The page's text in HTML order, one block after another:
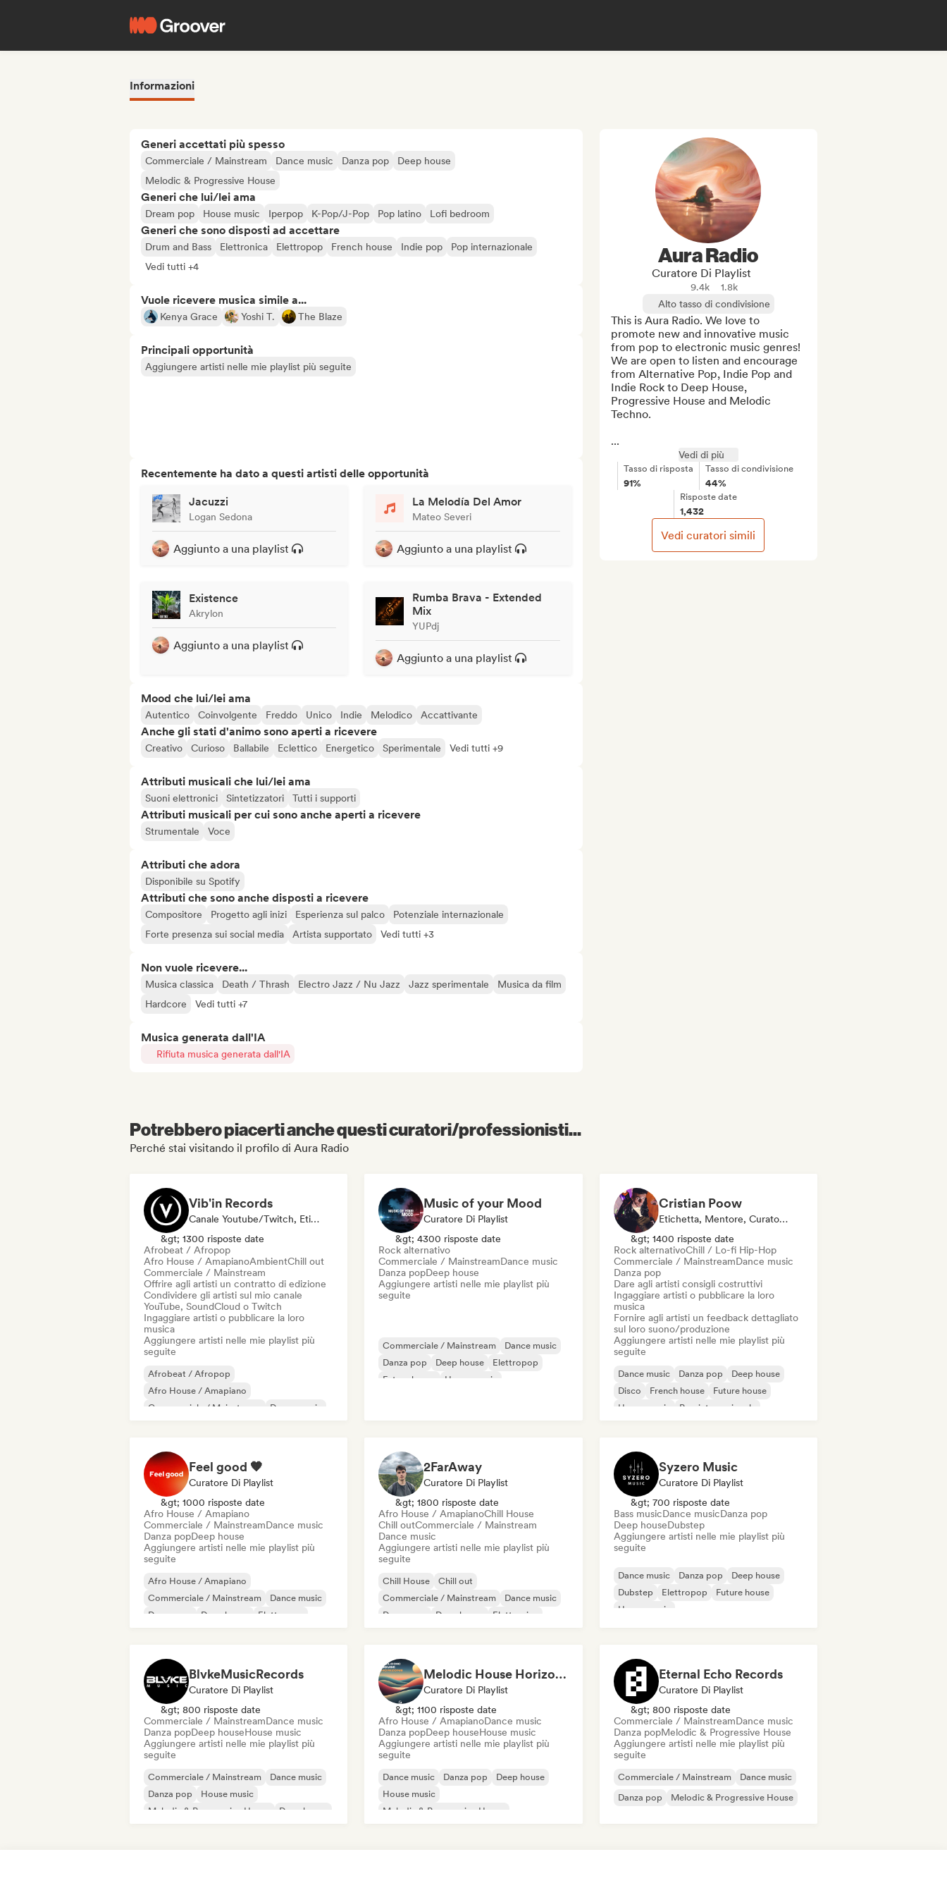
Informazioni
Generi accettati più spesso
Commerciale / Mainstream Dance music Danza pop
Deep house
Melodic & Progressive House
Generi che lui/lei ama
Dream pop House music Iperpop K-Pop/J-Pop Pop latino Lofi bedroom
Generi che sono disposti ad accettare
Drum and Bass Elettronica Elettropop French house Indie pop
Pop internazionale
Vedi tutti +4
Vuole ricevere musica simile a...
Kenya Grace Yoshi T. The Blaze
Principali opportunità
Aggiungere artisti nelle mie playlist più seguite
Recentemente ha dato a questi artisti delle opportunità
Jacuzzi
Logan Sedona
Aggiunto a una playlist
La Melodía Del Amor
Mateo Severi
Aggiunto a una playlist
Existence
Akrylon
Aggiunto a una playlist
Rumba Brava - Extended
Mix
YUPdj
Aggiunto a una playlist
Mood che lui/lei ama
Autentico Coinvolgente Freddo Unico Indie Melodico Accattivante
Anche gli stati d'animo sono aperti a ricevere
Creativo Curioso Ballabile Eclettico Energetico Sperimentale Vedi tutti +9
Attributi musicali che lui/lei ama
Suoni elettronici Sintetizzatori Tutti i supporti
Attributi musicali per cui sono anche aperti a ricevere
Strumentale Voce
Attributi che adora
Disponibile su Spotify
Attributi che sono anche disposti a ricevere
Compositore Progetto agli inizi Esperienza sul palco
Potenziale internazionale
Forte presenza sui social media
Artista supportato Vedi tutti +3
Non vuole ricevere...
Musica classica Death / Thrash Electro Jazz / Nu Jazz Jazz sperimentale
Musica da film
Hardcore
Vedi tutti +7
Musica generata dall'IA
Rifiuta musica generata dall'IA
Aura Radio
Curatore Di Playlist
9.4k
1.8k
Alto tasso di condivisione
This is Aura Radio. We love to
promote new and innovative music
from pop to electronic music genres!
We are open to listen and encourage
from Alternative Pop, Indie Pop and
Indie Rock to Deep House,
Progressive House and Melodic
Techno.
...
Vedi di più
Tasso di risposta
91%
Tasso di condivisione
44%
Risposte date
1,432
Vedi curatori simili
Potrebbero piacerti anche questi curatori/professionisti...
Perché stai visitando il profilo di Aura Radio
Vib'in Records
Canale Youtube/Twitch, Etichetta, Curatore Di Playlist, Editore
&gt; 1300 risposte date
Afrobeat / Afropop
Afro House / AmapianoAmbientChill out
Commerciale / Mainstream
Offrire agli artisti un contratto di edizione
Condividere gli artisti sul mio canale
YouTube, SoundCloud o Twitch
Ingaggiare artisti o pubblicare la loro
musica
Aggiungere artisti nelle mie playlist più
seguite
Afrobeat / Afropop
Afro House / Amapiano
Commerciale / Mainstream
Dance music
Music of your Mood
Curatore Di Playlist
&gt; 4300 risposte date
Rock alternativo
Commerciale / MainstreamDance music
Danza popDeep house
Aggiungere artisti nelle mie playlist più
seguite
Commerciale / Mainstream
Dance music
Danza pop
Deep house
Elettropop
Future house
House music
Cristian Poow
Etichetta, Mentore, Curatore Di Playlist, Esperto Del Suono
&gt; 1400 risposte date
Rock alternativoChill / Lo-fi Hip-Hop
Commerciale / MainstreamDance music
Danza pop
Dare agli artisti consigli costruttivi
Ingaggiare artisti o pubblicare la loro
musica
Fornire agli artisti un feedback dettagliato
sul loro suono/produzione
Aggiungere artisti nelle mie playlist più
seguite
Dance music Danza pop
Deep house
Disco
French house
Future house
House music
Pop internazionale
Feel good 🧡
Curatore Di Playlist
&gt; 1000 risposte date
Afro House / Amapiano
Commerciale / MainstreamDance music
Danza popDeep house
Aggiungere artisti nelle mie playlist più
seguite
Afro House / Amapiano
Commerciale / Mainstream
Dance music
Danza pop
Deep house
Elettropop
2FarAway
Curatore Di Playlist
&gt; 1800 risposte date
Afro House / AmapianoChill House
Chill outCommerciale / Mainstream
Dance music
Aggiungere artisti nelle mie playlist più
seguite
Chill House
Chill out
Commerciale / Mainstream
Dance music
Danza pop
Deep house
Elettronica
Syzero Music
Curatore Di Playlist
&gt; 700 risposte date
Bass musicDance musicDanza pop
Deep houseDubstep
Aggiungere artisti nelle mie playlist più
seguite
Dance music Danza pop
Deep house
Dubstep
Elettropop
Future house
House music
BlvkeMusicRecords
Curatore Di Playlist
&gt; 800 risposte date
Commerciale / MainstreamDance music
Danza popDeep houseHouse music
Aggiungere artisti nelle mie playlist più
seguite
Commerciale / Mainstream
Dance music
Danza pop
House music
Melodic & Progressive House
Deep house
Melodic House Horizons 2026
Curatore Di Playlist
&gt; 1100 risposte date
Afro House / AmapianoDance music
Danza popDeep houseHouse music
Aggiungere artisti nelle mie playlist più
seguite
Dance music Danza pop
Deep house
House music
Melodic & Progressive House
Eternal Echo Records
Curatore Di Playlist
&gt; 800 risposte date
Commerciale / MainstreamDance music
Danza popMelodic & Progressive House
Aggiungere artisti nelle mie playlist più
seguite
Commerciale / Mainstream
Dance music
Danza pop
Melodic & Progressive House